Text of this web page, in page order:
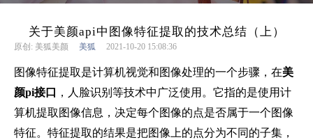
关于美颜api中图像特征提取的技术总结（上）
原创: 美狐美颜 美狐 2021-10-20 15:08:36
图像特征提取是计算机视觉和图像处理的一个步骤，在美
颜pi接口
，人脸识别等技术中广泛使用。它指的是使用计
算机提取图像信息，决定每个图像的点是否属于一个图像
特征。特征提取的结果是把图像上的点分为不同的子集，